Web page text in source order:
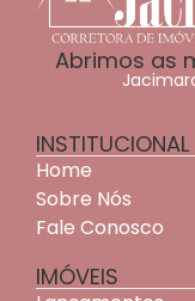
Abrimos as
INSTITUCIONAL
Home
Sobre Nós
Fale Conosco
IMÓVEIS